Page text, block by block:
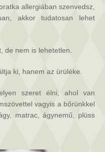
allergiában szenvedsz,
akkor tudatosan lehet
de nem is lehetetlen.
ki, hanem az ürüléke.
szeret élni, ahol van
vagyis a bőrünkkel
matrac, ágynemű, plüss